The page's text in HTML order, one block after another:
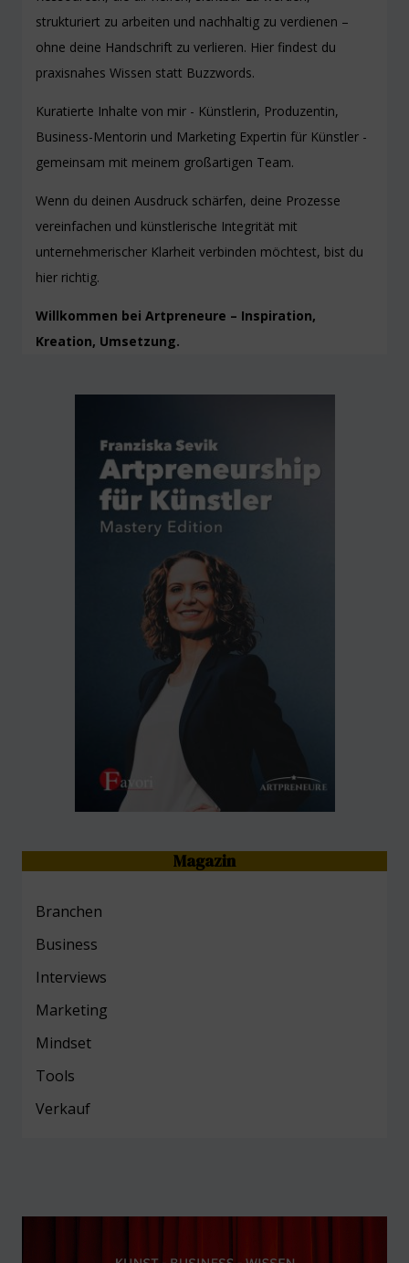
strukturiert zu arbeiten und nachhaltig zu verdienen –
ohne deine Handschrift zu verlieren. Hier findest du
praxisnahes Wissen statt Buzzwords.
Kuratierte Inhalte von mir - Künstlerin, Produzentin,
Business-Mentorin und Marketing Expertin für Künstler -
gemeinsam mit meinem großartigen Team.
Wenn du deinen Ausdruck schärfen, deine Prozesse
vereinfachen und künstlerische Integrität mit
unternehmerischer Klarheit verbinden möchtest, bist du
hier richtig.
Willkommen bei Artpreneure – Inspiration,
Kreation, Umsetzung.
Magazin
Branchen
Business
Interviews
Marketing
Mindset
Tools
Verkauf